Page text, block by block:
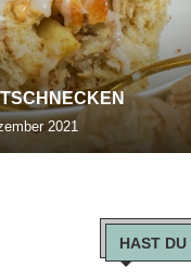
2021
HAST